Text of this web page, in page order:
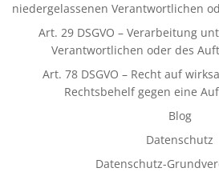
niedergelassenen Verantwortlichen
Art. 29 DSGVO – Verarbeitung
Verantwortlichen oder des
Art. 78 DSGVO – Recht auf
Rechtsbehelf gegen eine
Blog
Datenschutz
Datenschutz-